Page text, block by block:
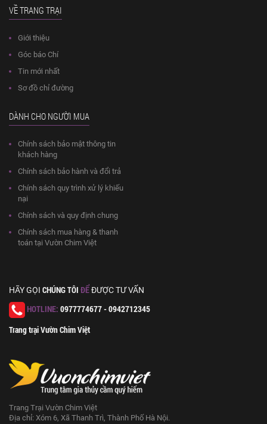
VỀ TRANG TRẠI
Giới thiệu
Góc báo Chí
Tin mới nhất
Sơ đồ chỉ đường
DÀNH CHO NGƯỜI MUA
Chính sách bảo mật thông tin
khách hàng
Chính sách bảo hành và đổi trả
Chính sách quy trình xử lý khiếu
nại
Chính sách và quy định chung
Chính sách mua hàng & thanh
toán tại Vườn Chim Việt
HÃY GỌI CHÚNG TÔI ĐỂĐƯỢC TƯ VẤN
HOTLINE: 0977774677 - 0942712345
Trang trại Vườn Chim Việt
Trang Trại Vườn Chim Việt
Địa chỉ: Xóm 6, Xã Thanh Trì, Thành Phố Hà Nội.